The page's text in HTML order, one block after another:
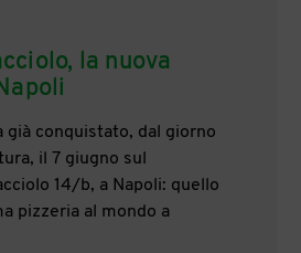
la nuova
già conquistato, dal giorno
il 7 giugno sul
14/b, a Napoli: quello
pizzeria al mondo a